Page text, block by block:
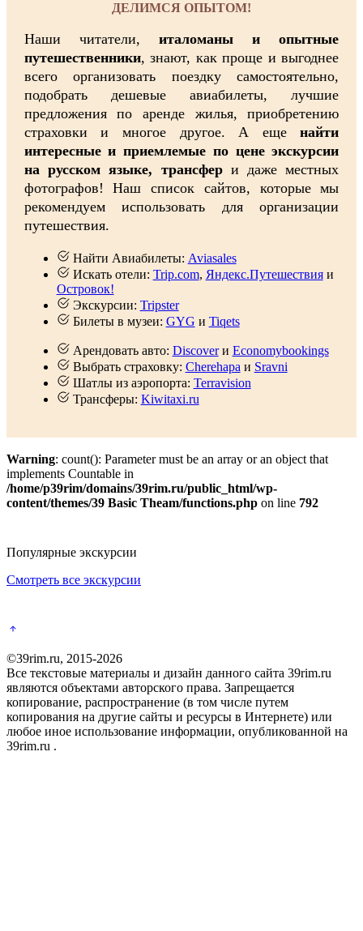
ДЕЛИМСЯ ОПЫТОМ!
Наши читатели, италоманы и опытные
путешественники, знают, как проще и выгоднее
всего организовать поездку самостоятельно,
подобрать дешевые авиабилеты, лучшие
предложения по аренде жилья, приобретению
страховки и многое другое. А ещенайти
интересные и приемлемые по цене экскурсии
на русском языке, трансфери даже местных
фотографов! Наш список сайтов, которые мы
рекомендуем использовать для организации
путешествия.
Найти Авиабилеты: Aviasales
Искать отели: Trip.com, Яндекс.Путешествияи
Островок!
Экскурсии: Tripster
Билеты в музеи: GYG и Tiqets
Арендовать авто: Discoverи Economybookings
Выбрать страховку: Cherehapa и Sravni
Шатлы из аэропорта: Terravision
Трансферы: Kiwitaxi.ru
Warning: count(): Parameter must be an array or an object that
implements Countable in
/home/p39rim/domains/39rim.ru/public_html/wp-
content/themes/39 Basic Theam/functions.php on line 792
Популярные экскурсии
Смотреть все экскурсии
©39rim.ru, 2015-2026
Все текстовые материалы и дизайн данного сайта 39rim.ru
являются объектами авторского права. Запрещается
копирование, распространение (в том числе путем
копирования на другие сайты и ресурсы в Интернете) или
любое иное использование информации, опубликованной на
39rim.ru .